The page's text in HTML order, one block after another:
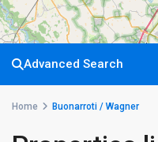
Advanced Search
Home Buonarroti / Wagner